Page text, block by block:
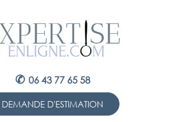
✆ 06 43 77 65 58
DEMANDE D'ESTIMATION